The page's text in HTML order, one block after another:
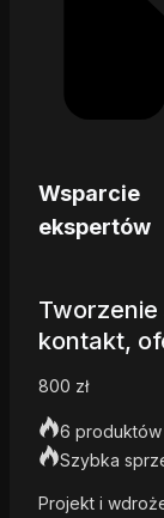
Wsparcie
ekspertów
Tworzenie
kontakt,
800 zł
6
Szybka
Projekt i